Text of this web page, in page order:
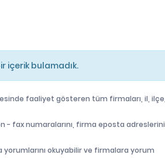
içerik bulamadık.
faaliyet gösteren tüm firmaları, il, ilçe,
fax numaralarını, firma eposta adreslerini,
okuyabilir ve firmalara yorum